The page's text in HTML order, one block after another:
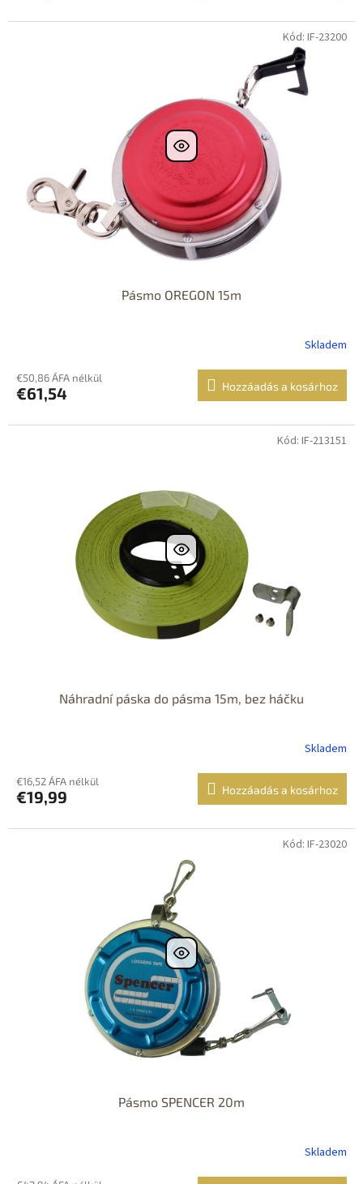
Pásmo OREGON 15m
Skladem
€50,86 ÁFA nélkül
€61,54 Hozzáadás a kosárhoz
Kód: IF-23200
Náhradní páska do pásma 15m, bez háčku
Skladem
€16,52 ÁFA nélkül
€19,99 Hozzáadás a kosárhoz
Kód: IF-213151
Pásmo SPENCER 20m
Skladem
Kód: IF-23020